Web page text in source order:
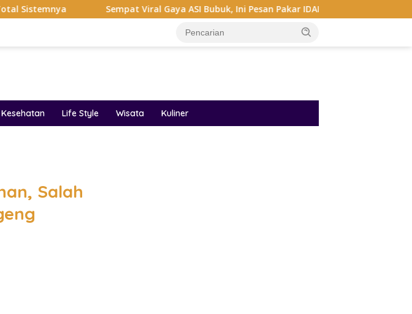
Sempat Viral Gaya ASI Bubuk, Ini Pesan Pakar IDAI Audrey Bianca Di Miss
Kesehatan Life Style Wisata Kuliner
Salah